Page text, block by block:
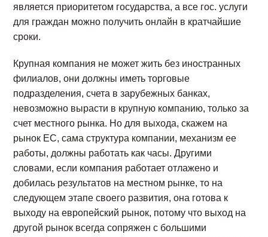
является приоритетом государства, а все гос. услуги
для граждан можно получить онлайн в кратчайшие
сроки.
Крупная компания не может жить без иностранных
филиалов, они должны иметь торговые
подразделения, счета в зарубежных банках,
невозможно вырасти в крупную компанию, только за
счет местного рынка. Но для выхода, скажем на
рынок ЕС, сама структура компании, механизм ее
работы, должны работать как часы. Другими
словами, если компания работает отлажено и
добилась результатов на местном рынке, то на
следующем этапе своего развития, она готова к
выходу на европейский рынок, потому что выход на
другой рынок всегда сопряжен с большими